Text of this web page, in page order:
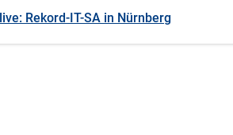
Rekord-IT-SA in Nürnberg